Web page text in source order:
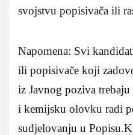
svojstvu popisivača ili
Napomena: Svi
ili popisivače koji
iz Javnog poziva
i kemijsku olovku radi
sudjelovanju u